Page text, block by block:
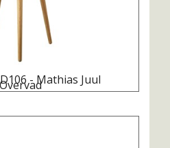
- Mathias Juul
Overvad